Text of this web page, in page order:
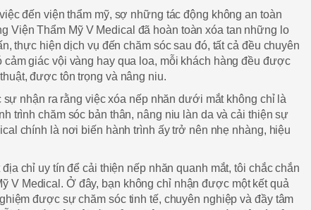
đến viện thẩm mỹ, sợ những tác động không an toàn
Viện Thẩm Mỹ V Medical đã hoàn toàn xóa tan những lo
thực hiện dịch vụ đến chăm sóc sau đó, tất cả đều chuyên
cảm giác vội vàng hay qua loa, mỗi khách hàng đều được
được tôn trọng và nâng niu.
sự nhận ra rằng việc xóa nếp nhăn dưới mắt không chỉ là
trình chăm sóc bản thân, nâng niu làn da và cải thiện sự
chính là nơi biến hành trình ấy trở nên nhẹ nhàng, hiệu
chỉ uy tín để cải thiện nếp nhăn quanh mắt, tôi chắc chắn
V Medical. Ở đây, bạn không chỉ nhận được một kết quả
được sự chăm sóc tinh tế, chuyên nghiệp và đầy tâm